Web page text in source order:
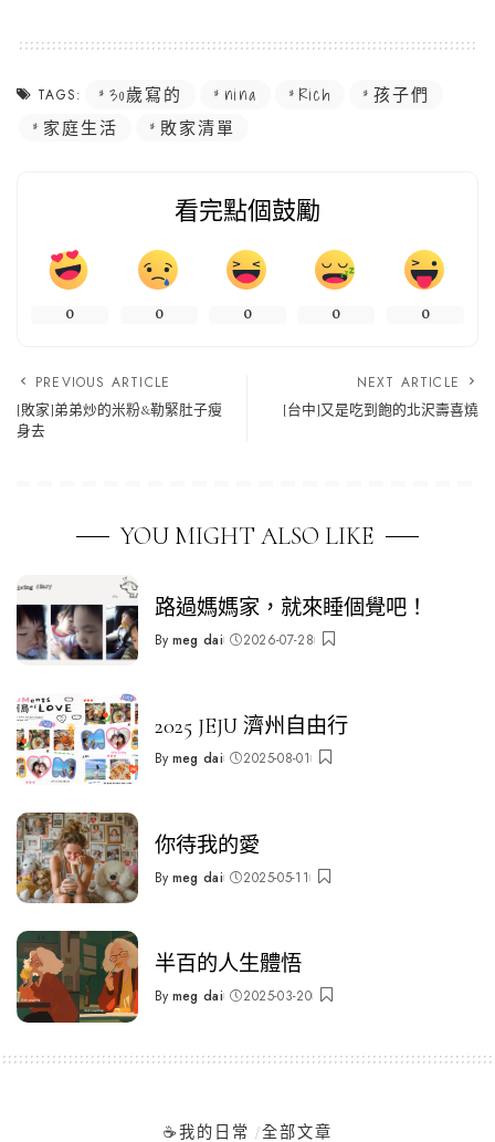
TAGS: 30歲寫的 nina Rich
孩子們
家庭生活
敗家清單
看完點個鼓勵
0 0 0 0 0
PREVIOUS ARTICLE
[敗家]弟弟炒的米粉&勒緊肚子瘦
身去
NEXT ARTICLE
[台中]又是吃到飽的北沢壽喜燒
YOU MIGHT ALSO LIKE
路過媽媽家，就來睡個覺吧！
Posted
By meg dai 2026-07-28
2025 JEJU 濟州自由行
Posted
By meg dai 2025-08-01
你待我的愛
Posted
By meg dai 2025-05-11
半百的人生體悟
Posted
By meg dai 2025-03-20
☕️我的日常 全部文章